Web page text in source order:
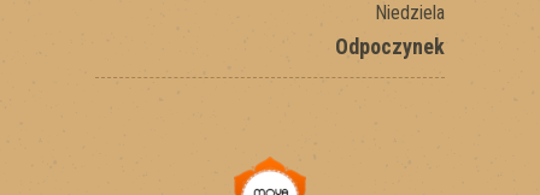
Niedziela
Odpoczynek